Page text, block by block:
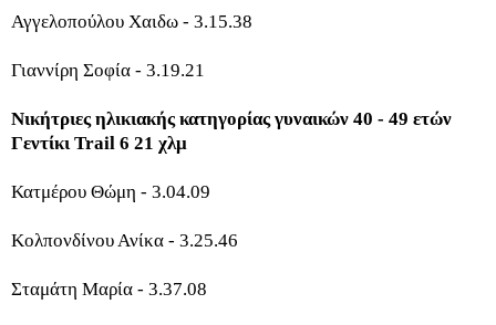
Αγγελοπούλου Χαιδω - 3.15.38
Γιαννίρη Σοφία - 3.19.21
Νικήτριες ηλικιακής κατηγορίας γυναικών 40 - 49 ετών
Γεντίκι Trail 6 21 χλμ
Κατμέρου Θώμη - 3.04.09
Κολπονδίνου Ανίκα - 3.25.46
Σταμάτη Μαρία - 3.37.08